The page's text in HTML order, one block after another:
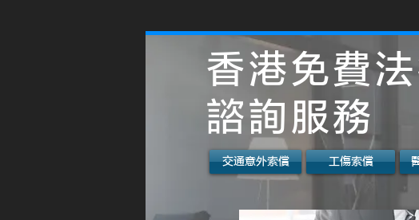
香港免費
諮詢服務
交通意外索償 工傷索償